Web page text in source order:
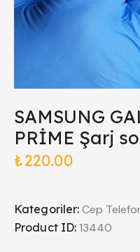
SAMSUNG
PRİME Şarj
₺220.00
Kategoriler:Cep
Product ID: 13440